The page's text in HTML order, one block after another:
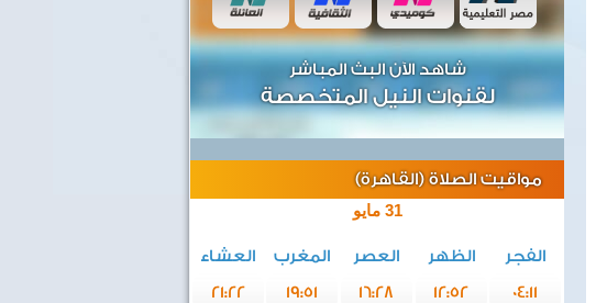
شاهد الآن البث المباشر
لقنوات النيل المتخصصة
مواقيت الصلاة (القاهرة)
31 مايو
الفجر الظهر العصر المغرب
العشاء
04:11
12:52
16:28
19:51
21:22